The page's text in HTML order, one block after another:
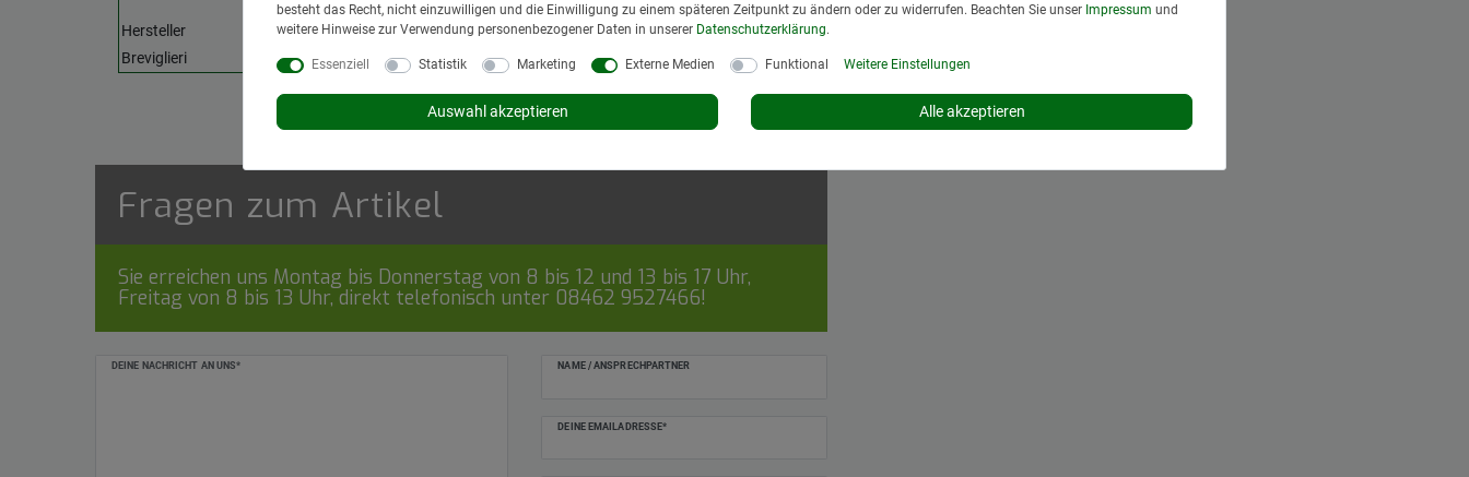
Hersteller
Originalnummer
Breviglieri
0088311
Fragen zum Artikel
Sie erreichen uns Montag bis Donnerstag von 8 bis 12 und 13 bis 17 Uhr,
Freitag von 8 bis 13 Uhr, direkt telefonisch unter 08462 9527466!
DEINE NACHRICHT AN UNS* NAME / ANSPRECHPARTNER
DEINE EMAILADRESSE*
Ceres::Template.mailFormHoneypotLabel
besteht das Recht, nicht einzuwilligen und die Einwilligung zu einem späteren Zeitpunkt zu ändern oder zu widerrufen. Beachten Sie unser Impressum und
weitere Hinweise zur Verwendung personenbezogener Daten in unserer Daten­schutz­erklärung.
Essenziell Statistik Marketing Externe Medien Funktional Weitere Einstellungen
Alle akzeptieren
Auswahl akzeptieren